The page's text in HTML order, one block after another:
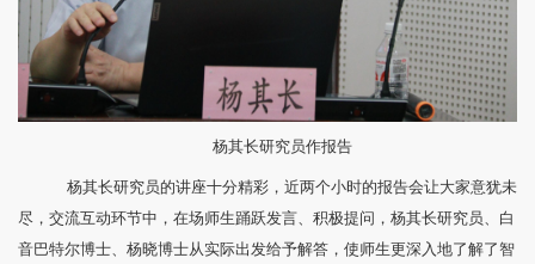
杨其长研究员作报告
杨其长研究员的讲座十分精彩，近两个小时的报告会让大家意犹未
尽，交流互动环节中，在场师生踊跃发言、积极提问，杨其长研究员、白
音巴特尔博士、杨晓博士从实际出发给予解答，使师生更深入地了解了智